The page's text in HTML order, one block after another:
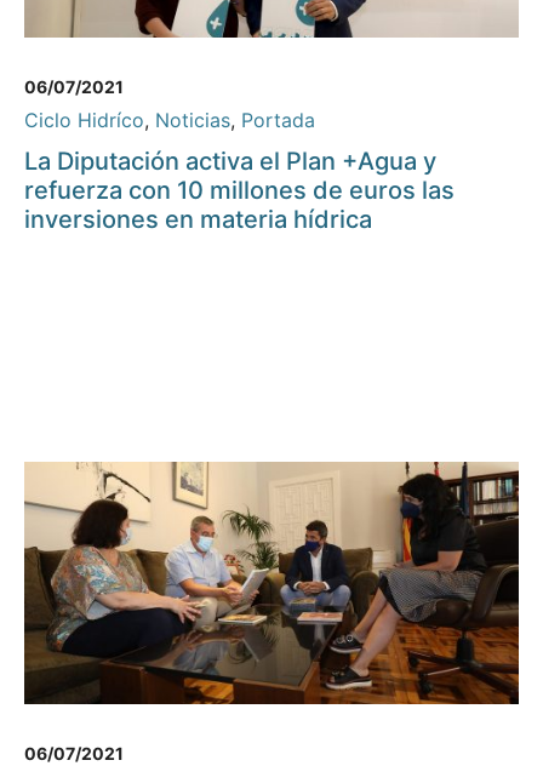
06/07/2021
Ciclo Hidríco, Noticias, Portada
La Diputación activa el Plan +Agua y
refuerza con 10 millones de euros las
inversiones en materia hídrica
06/07/2021